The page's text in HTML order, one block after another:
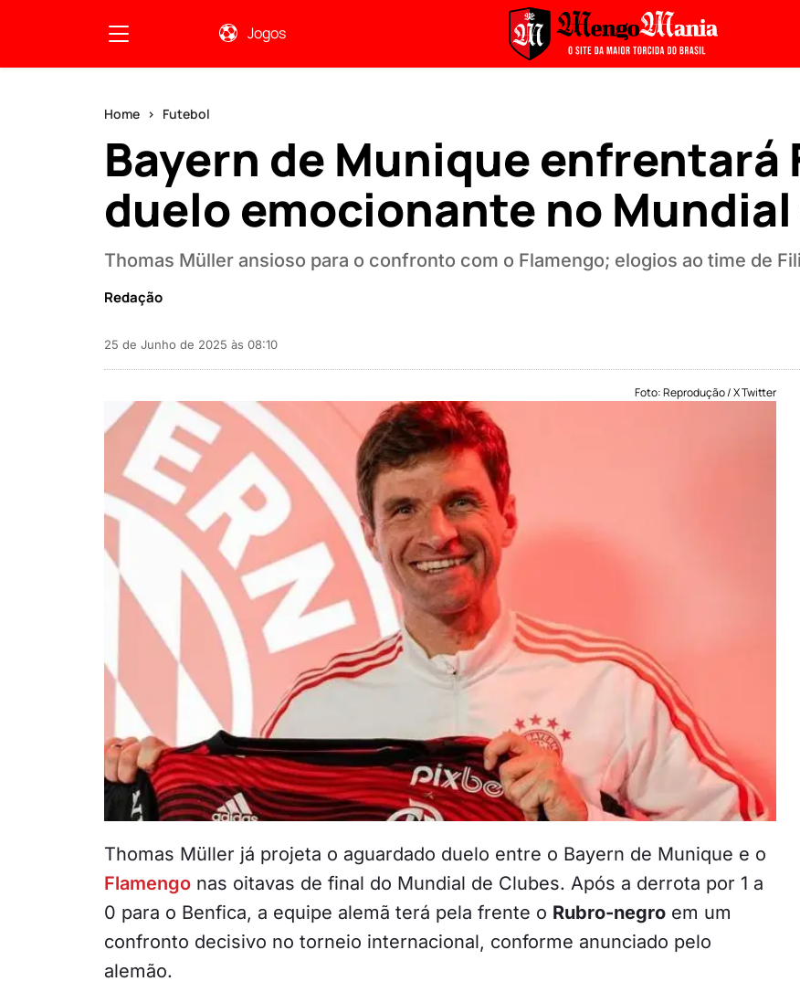
Jogos
Home Futebol
Bayern de Munique enfrentará
duelo emocionante no
Thomas Müller ansioso para o confronto com o Flamengo; elogios ao time de
Redação
25 de Junho de 2025 às 08:10
Foto: Reprodução / X Twitter
Thomas Müller já projeta o aguardado duelo entre o Bayern de Munique e o
Flamengo nas oitavas de final do Mundial de Clubes. Após a derrota por 1 a
0 para o Benfica, a equipe alemã terá pela frente o Rubro-negro em um
confronto decisivo no torneio internacional, conforme anunciado pelo
alemão.